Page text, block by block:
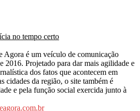
Agora é um veículo de comunicação
2016. Projetado para dar mais agilidade e
dos fatos que acontecem em
cidades da região, o site também é
e pela função social exercida junto à